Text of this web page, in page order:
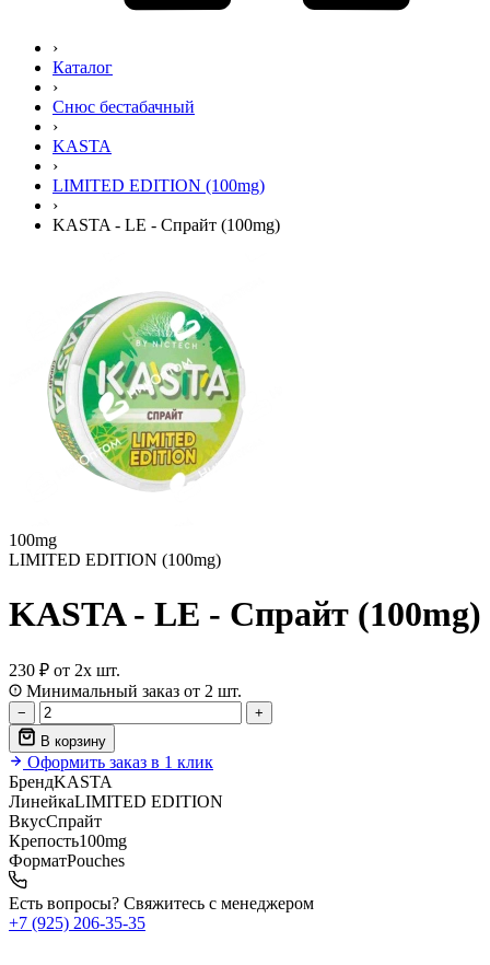
›
Каталог
›
Снюс бестабачный
›
KASTA
›
LIMITED EDITION (100mg)
›
KASTA - LE - Спрайт (100mg)
100mg
LIMITED EDITION (100mg)
KASTA - LE - Спрайт (100mg)
230 ₽ от 2х шт.
Минимальный заказ от 2 шт.
−
+
В корзину
Оформить заказ в 1 клик
БрендKASTA
ЛинейкаLIMITED EDITION
ВкусСпрайт
Крепость100mg
ФорматPouches
Есть вопросы? Свяжитесь с менеджером
+7 (925) 206‑35‑35